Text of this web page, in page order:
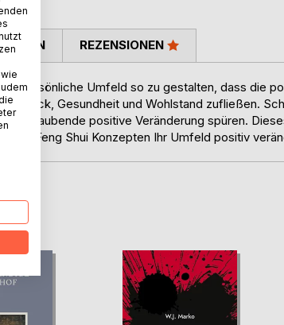
persönliche Umfeld so zu gestalten, dass die
Glück, Gesundheit und Wohlstand zufließen.
positive Veränderung spüren.
mit Feng Shui Konzepten Ihr Umfeld positiv
REZENSIONEN